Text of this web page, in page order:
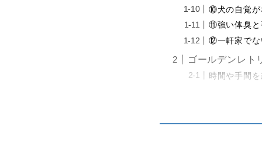
⑩犬の自覚が
⑪強い体臭と
⑫一軒家でな
ゴールデンレト
時間や手間